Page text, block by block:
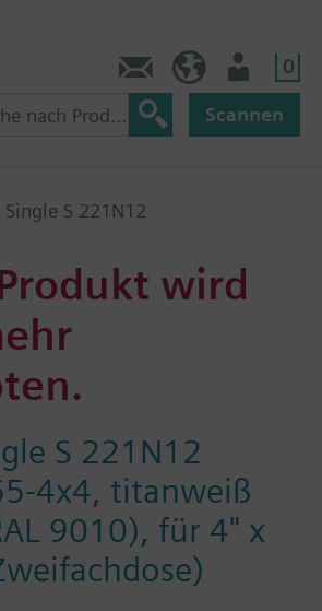
0
Scannen
Single S 221N12
wird
S 221N12
4x4, titanweiß
9010), für 4" x